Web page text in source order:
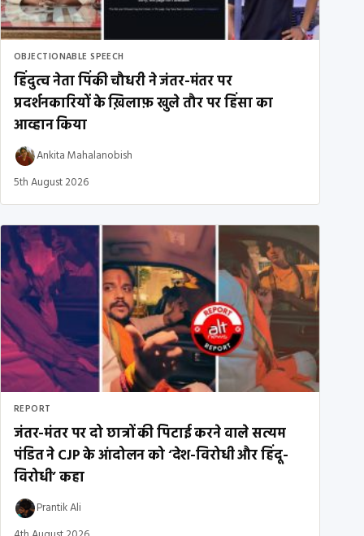
OBJECTIONABLE SPEECH
हिंदुत्व नेता पिंकी चौधरी ने जंतर-मंतर पर
प्रदर्शनकारियों के ख़िलाफ़ खुले तौर पर हिंसा का
आव्हान किया
Ankita Mahalanobish
5th August 2026
REPORT
जंतर-मंतर पर दो छात्रों की पिटाई करने वाले सत्यम
पंडित ने CJP के आंदोलन को ‘देश-विरोधी और हिंदू-
विरोधी’ कहा
Prantik Ali